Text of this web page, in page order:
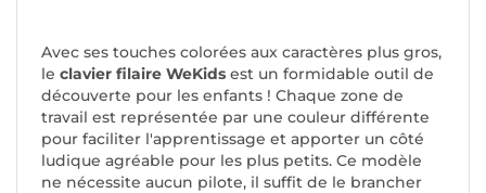
Avec ses touches colorées aux caractères plus gros,
le clavier filaire WeKids est un formidable outil de
découverte pour les enfants ! Chaque zone de
travail est représentée par une couleur différente
pour faciliter l'apprentissage et apporter un côté
ludique agréable pour les plus petits. Ce modèle
ne nécessite aucun pilote, il suffit de le brancher